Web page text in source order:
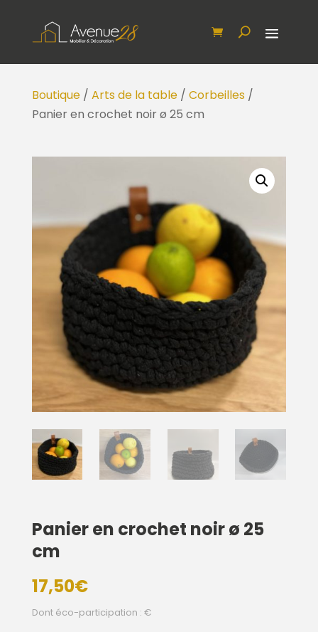
Boutique/ Arts de la table/ Corbeilles/
Panier en crochet noir ø 25 cm
Panier en crochet noir ø 25
cm
17,50€
Dont éco-participation : €